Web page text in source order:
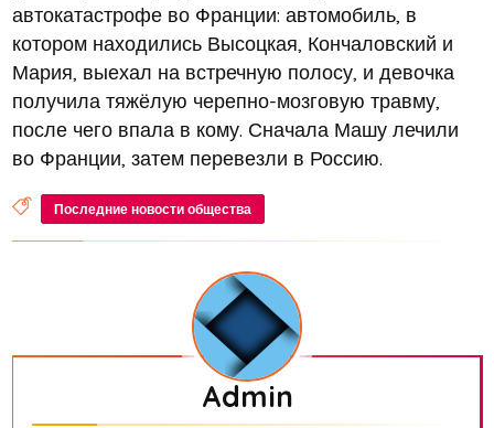
автокатастрофе во Франции: автомобиль, в
котором находились Высоцкая, Кончаловский и
Мария, выехал на встречную полосу, и девочка
получила тяжёлую черепно-мозговую травму,
после чего впала в кому. Сначала Машу лечили
во Франции, затем перевезли в Россию.
Последние новости общества
Admin